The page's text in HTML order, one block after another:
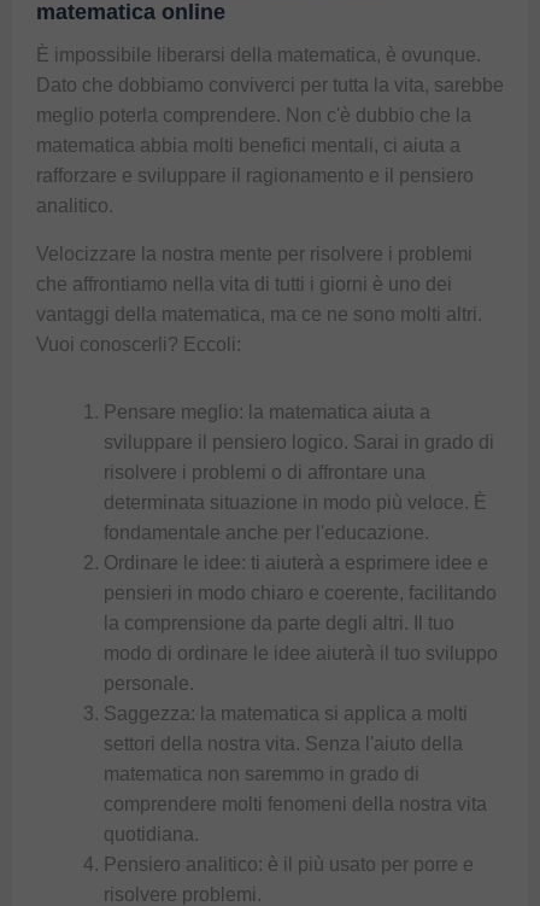
matematica online
È impossibile liberarsi della matematica, è ovunque.
Dato che dobbiamo conviverci per tutta la vita, sarebbe
meglio poterla comprendere. Non c'è dubbio che la
matematica abbia molti benefici mentali, ci aiuta a
rafforzare e sviluppare il ragionamento e il pensiero
analitico.
Velocizzare la nostra mente per risolvere i problemi
che affrontiamo nella vita di tutti i giorni è uno dei
vantaggi della matematica, ma ce ne sono molti altri.
Vuoi conoscerli? Eccoli:
Pensare meglio: la matematica aiuta a
sviluppare il pensiero logico. Sarai in grado di
risolvere i problemi o di affrontare una
determinata situazione in modo più veloce. È
fondamentale anche per l'educazione.
Ordinare le idee: ti aiuterà a esprimere idee e
pensieri in modo chiaro e coerente, facilitando
la comprensione da parte degli altri. Il tuo
modo di ordinare le idee aiuterà il tuo sviluppo
personale.
Saggezza: la matematica si applica a molti
settori della nostra vita. Senza l'aiuto della
matematica non saremmo in grado di
comprendere molti fenomeni della nostra vita
quotidiana.
Pensiero analitico: è il più usato per porre e
risolvere problemi.